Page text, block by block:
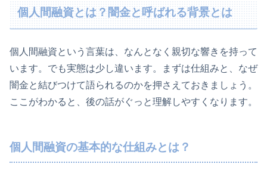
個人間融資とは？闇金と呼ばれる背景とは
個人間融資という言葉は、なんとなく親切な響きを持って
います。でも実態は少し違います。まずは仕組みと、なぜ
闇金と結びつけて語られるのかを押さえておきましょう。
ここがわかると、後の話がぐっと理解しやすくなります。
個人間融資の基本的な仕組みとは？